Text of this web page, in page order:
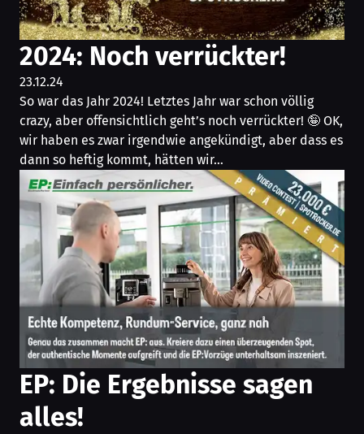
2024: Noch verrückter!
23.12.24
So war das Jahr 2024! Letztes Jahr war schon völlig
crazy, aber offensichtlich geht’s noch verrückter! 🤪 OK,
wir haben es zwar irgendwie angekündigt, aber dass es
dann so heftig kommt, hätten wir…
EP: Die Ergebnisse sagen
alles!